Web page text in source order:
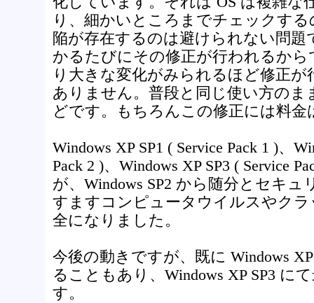
り、細かいところまでチェックする
陥が存在するのは避けられない問題
かるたびにその修正が行われるか
り大きな変化がみられるほど修正
ありません。普段と同じ使い方のま
どです。もちろんこの修正には料
Windows XP SP1 ( Service Pack 1 )、
Pack 2 )、Windows XP SP3 ( Service
が、Windows SP2 から随分とセキ
すますコンピュータウイルスやク
全になりました。
今後の動きですが、既に Windows
ることもあり、Windows XP SP3 に
す。